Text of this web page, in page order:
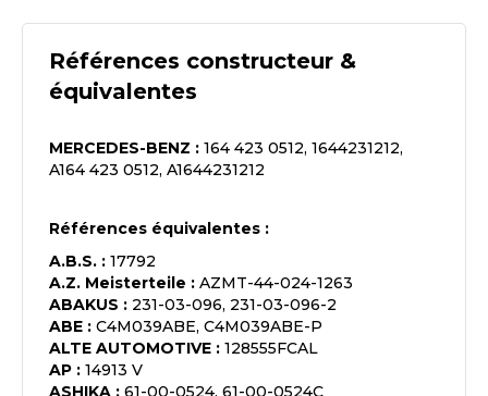
Références constructeur &
équivalentes
MERCEDES-BENZ : 164 423 0512, 1644231212,
A164 423 0512, A1644231212
Références équivalentes :
A.B.S. : 17792
A.Z. Meisterteile : AZMT-44-024-1263
ABAKUS : 231-03-096, 231-03-096-2
ABE : C4M039ABE, C4M039ABE-P
ALTE AUTOMOTIVE : 128555FCAL
AP : 14913 V
ASHIKA : 61-00-0524, 61-00-0524C